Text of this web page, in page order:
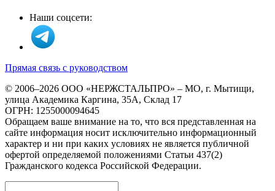
Наши соцсети:
Прямая связь с руководством
© 2006–2026 ООО «НЕРЖСТАЛЬПРО» – МО, г. Мытищи,
улица Академика Каргина, 35А, Склад 17
ОГРН: 1255000094645
Обращаем ваше внимание на то, что вся представленная на
сайте информация носит исключительно информационный
характер и ни при каких условиях не является публичной
офертой определяемой положениями Статьи 437(2)
Гражданского кодекса Российской Федерации.